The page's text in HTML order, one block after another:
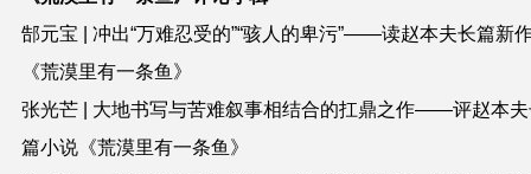
郜元宝 | 冲出“万难忍受的”“骇人的卑污”——读赵本夫长篇新
《荒漠里有一条鱼》
张光芒 | 大地书写与苦难叙事相结合的扛鼎之作——评赵本
篇小说《荒漠里有一条鱼》